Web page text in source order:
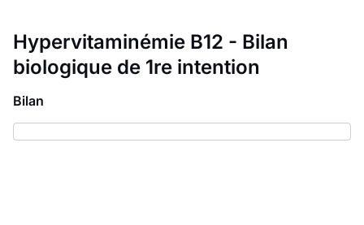
Hypervitaminémie B12 - Bilan
biologique de 1re intention
Bilan